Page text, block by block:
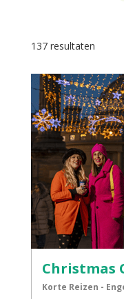
137 resultaten
Christmas
Korte Reizen -